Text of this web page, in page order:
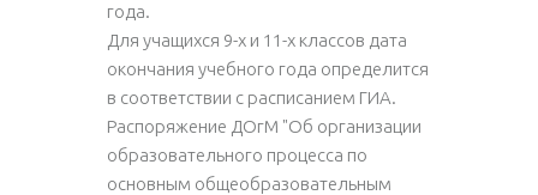
года.
Для учащихся 9-х и 11-х классов дата
окончания учебного года определится
в соответствии с расписанием ГИА.
Распоряжение ДОгМ "Об организации
образовательного процесса по
основным общеобразовательным